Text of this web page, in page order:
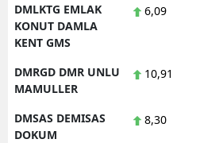
DMLKTG EMLAK
KONUT DAMLA
KENT GMS
6,09
DMRGD DMR UNLU
MAMULLER
10,91
DMSAS DEMISAS
DOKUM
8,30